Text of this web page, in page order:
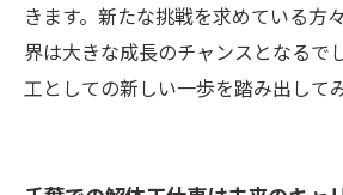
きます。新たな挑戦を求めている方
界は大きな成長のチャンスとなるで
工としての新しい一歩を踏み出して